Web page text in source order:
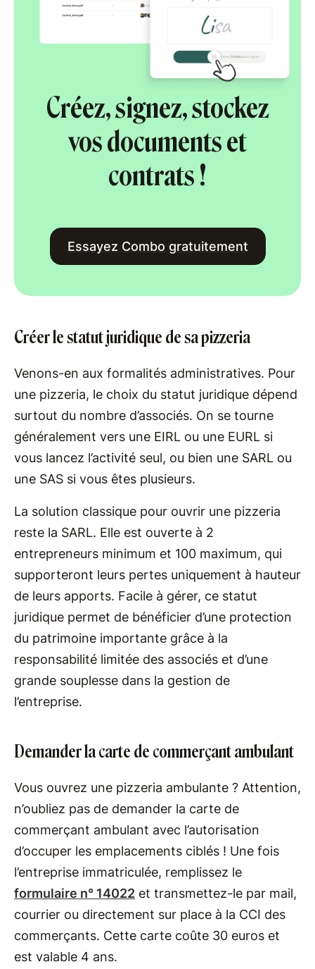
Créez, signez, stockez
vos documents et
contrats !
Essayez Combo gratuitement
Créer le statut juridique de sa pizzeria
Venons-en aux formalités administratives. Pour
une pizzeria, le choix du statut juridique dépend
surtout du nombre d’associés. On se tourne
généralement vers une EIRL ou une EURL si
vous lancez l’activité seul, ou bien une SARL ou
une SAS si vous êtes plusieurs.
La solution classique pour ouvrir une pizzeria
reste la SARL. Elle est ouverte à 2
entrepreneurs minimum et 100 maximum, qui
supporteront leurs pertes uniquement à hauteur
de leurs apports. Facile à gérer, ce statut
juridique permet de bénéficier d’une protection
du patrimoine importante grâce à la
responsabilité limitée des associés et d’une
grande souplesse dans la gestion de
l’entreprise.
Demander la carte de commerçant ambulant
Vous ouvrez une pizzeria ambulante ? Attention,
n’oubliez pas de demander la carte de
commerçant ambulant avec l’autorisation
d’occuper les emplacements ciblés ! Une fois
l’entreprise immatriculée, remplissez le
formulaire n° 14022 et transmettez-le par mail,
courrier ou directement sur place à la CCI des
commerçants. Cette carte coûte 30 euros et
est valable 4 ans.